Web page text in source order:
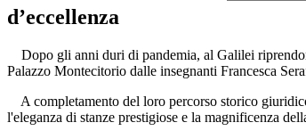
d’eccellenza
Dopo gli anni duri di pandemia, al Galilei
Palazzo Montecitorio dalle insegnanti Francesca
A completamento del loro percorso storico
l'eleganza di stanze prestigiose e la magnificenza